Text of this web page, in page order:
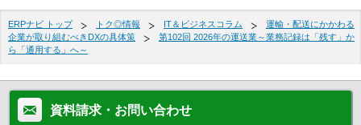
ERPナビ トップ トク◎情報 IT＆ビジネスコラム
運輸・配送にかかわる
企業が取り組むべきDXの具体策
第102回 2026年の運送業～業務記録は「残す」か
ら「通用する」へ～
資料請求・お問い合わせ